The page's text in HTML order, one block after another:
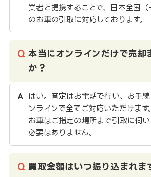
業者と提携することで、日本全国（
のお車の引取に対応しております。
本当にオンラインだけで売却
か？
はい。査定はお電話で行い、お手
ンラインで全てご対応いただけます。
お車はご指定の場所まで引取に伺
必要はありません。
買取金額はいつ振り込まれま